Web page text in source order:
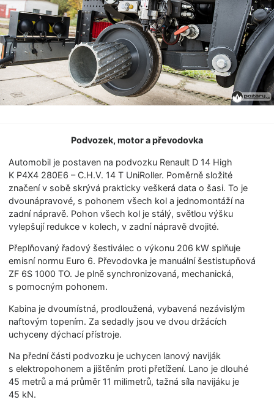
Podvozek, motor a převodovka
Automobil je postaven na podvozku Renault D 14 High
K P4X4 280E6 – C.H.V. 14 T UniRoller. Poměrně složité
značení v sobě skrývá prakticky veškerá data o šasi. To je
dvounápravové, s pohonem všech kol a jednomontáží na
zadní nápravě. Pohon všech kol je stálý, světlou výšku
vylepšují redukce v kolech, v zadní nápravě dvojité.
Přeplňovaný řadový šestiválec o výkonu 206 kW splňuje
emisní normu Euro 6. Převodovka je manuální šestistupňová
ZF 6S 1000 TO. Je plně synchronizovaná, mechanická,
s pomocným pohonem.
Kabina je dvoumístná, prodloužená, vybavená nezávislým
naftovým topením. Za sedadly jsou ve dvou držácích
uchyceny dýchací přístroje.
Na přední části podvozku je uchycen lanový naviják
s elektropohonem a jištěním proti přetížení. Lano je dlouhé
45 metrů a má průměr 11 milimetrů, tažná síla navijáku je
45 kN.